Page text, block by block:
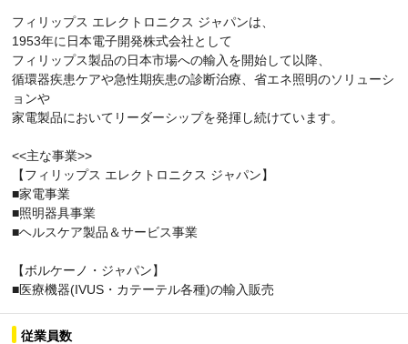
フィリップス エレクトロニクス ジャパンは、
1953年に日本電子開発株式会社として
フィリップス製品の日本市場への輸入を開始して以降、
循環器疾患ケアや急性期疾患の診断治療、省エネ照明のソリューシ
ョンや
家電製品においてリーダーシップを発揮し続けています。
<<主な事業>>
【フィリップス エレクトロニクス ジャパン】
■家電事業
■照明器具事業
■ヘルスケア製品＆サービス事業
【ボルケーノ・ジャパン】
■医療機器(IVUS・カテーテル各種)の輸入販売
従業員数